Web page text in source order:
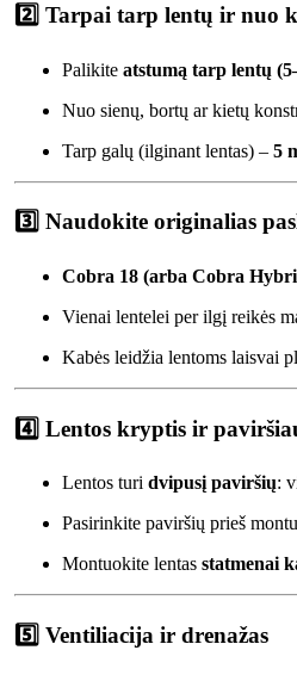
2️⃣ Tarpai tarp lentų ir nuo
Palikite atstumą tarp lentų
Nuo sienų, bortų ar kietų
Tarp galų (ilginant lentas) – 5
3️⃣ Naudokite originalias
Cobra 18 (arba Cobra
Vienai lentelei per ilgį reikės
Kabės leidžia lentoms laisvai
4️⃣ Lentos kryptis ir
Lentos turi dvipusį paviršių:
Pasirinkite paviršių prieš
Montuokite lentas statmenai
5️⃣ Ventiliacija ir drenažas